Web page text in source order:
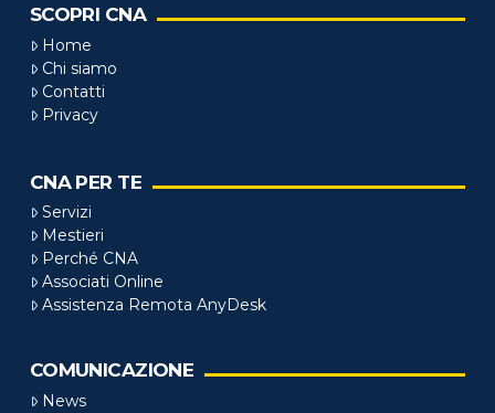
SCOPRI CNA
Home
Chi siamo
Contatti
Privacy
CNA PER TE
Servizi
Mestieri
Perché CNA
Associati Online
Assistenza Remota AnyDesk
COMUNICAZIONE
News